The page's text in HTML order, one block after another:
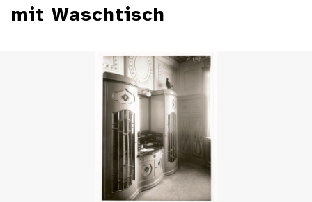
mit Waschtisch